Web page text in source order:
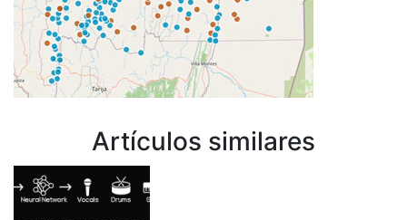
Artículos similares